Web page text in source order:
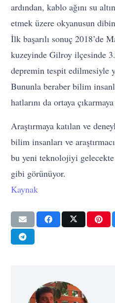
ardından, kablo ağını su
etmek üzere okyanusun
İlk başarılı sonuç 2018’de
kuzeyinde Gilroy ilçesinde
depremin tespit edilmesiyle
Bununla beraber bilim
hatlarını da ortaya
Araştırmaya katılan ve
bilim insanları ve
bu yeni teknolojiyi gelecekte
gibi görünüyor.
Kaynak